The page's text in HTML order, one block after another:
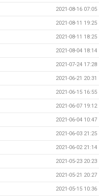
2021-08-16 07:05
2021-08-11 19:25
2021-08-11 18:25
2021-08-04 18:14
2021-07-24 17:28
2021-06-21 20:31
2021-06-15 16:55
2021-06-07 19:12
2021-06-04 10:47
2021-06-03 21:25
2021-06-02 21:14
2021-05-23 20:23
2021-05-21 20:27
2021-05-15 10:36